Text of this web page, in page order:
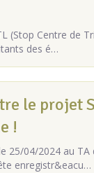
(Stop Centre de
des é…
le projet
!
25/04/2024 au
enregistr&eacu…